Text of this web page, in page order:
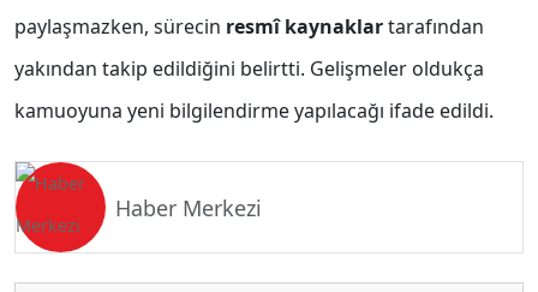
paylaşmazken, sürecin resmî kaynaklartarafından
yakından takip edildiğini belirtti. Gelişmeler oldukça
kamuoyuna yeni bilgilendirme yapılacağı ifade edildi.
Haber Merkezi